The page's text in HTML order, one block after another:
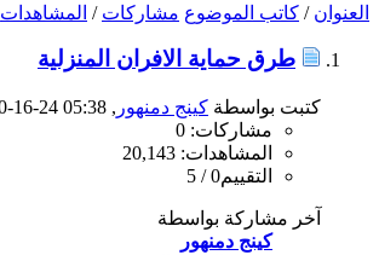
العنوان / كاتب الموضوع مشاركات / المشاهدات
طرق حماية الافران المنزلية
كتبت بواسطة كينج دمنهور ‏, 10-16-24 05:38 PM
مشاركات: 0
المشاهدات: 20,143
التقييم0 / 5
آخر مشاركة بواسطة
كينج دمنهور